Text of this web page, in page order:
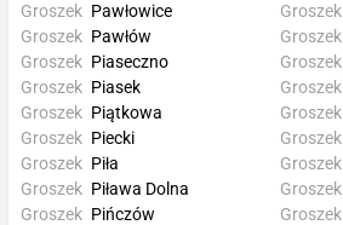
Groszek Pawłowice
Groszek Pawłów
Groszek
Groszek
Groszek Piaseczno
Groszek Piasek
Groszek Piątkowa
Groszek Piecki
Groszek
Groszek
Groszek
Groszek
Groszek Piła
Groszek Piława Dolna
Groszek Pińczów
Groszek
Groszek
Groszek